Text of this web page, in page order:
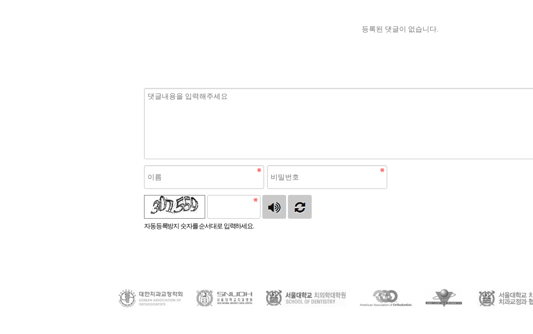
등록된 댓글이 없습니다.
자동등록방지 숫자를 순서대로 입력하세요.